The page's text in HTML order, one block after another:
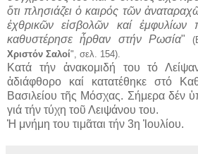
ὅτι πλησιάζει ὁ καιρός τῶν
ἐχθρικῶν εἰσβολῶν καί
καθυστέρησε ἦρθαν στήν Ρωσία"
Χριστόν Σαλοί", σελ. 154).
Κατά τήν ἀνακομιδή του τό
ἀδιάφθορο καί κατατέθηκε στό
Βασιλείου τῆς Μόσχας. Σήμερα δέν
γιά τήν τύχη τοῦ Λειψάνου του.
Ἡ μνήμη του τιμᾶται τήν 3η Ἰουλίου.